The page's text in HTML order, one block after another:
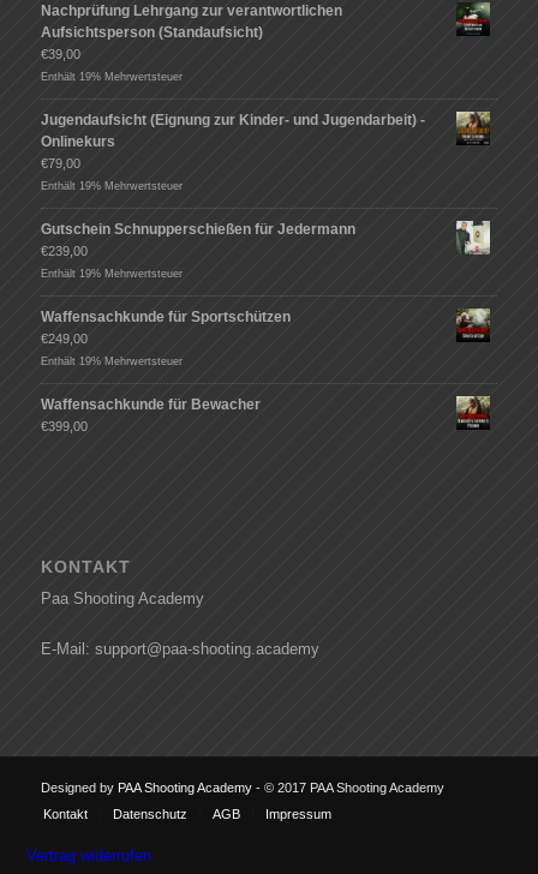
Nachprüfung Lehrgang zur verantwortlichen
Aufsichtsperson (Standaufsicht)
€39,00
Enthält 19% Mehrwertsteuer
Jugendaufsicht (Eignung zur Kinder- und Jugendarbeit) -
Onlinekurs
€79,00
Enthält 19% Mehrwertsteuer
Gutschein Schnupperschießen für Jedermann
€239,00
Enthält 19% Mehrwertsteuer
Waffensachkunde für Sportschützen
€249,00
Enthält 19% Mehrwertsteuer
Waffensachkunde für Bewacher
€399,00
KONTAKT
Paa Shooting Academy
E-Mail: support@paa-shooting.academy
Designed by PAA Shooting Academy- © 2017 PAA Shooting Academy
Kontakt
Datenschutz AGB Impressum
Vertrag widerrufen